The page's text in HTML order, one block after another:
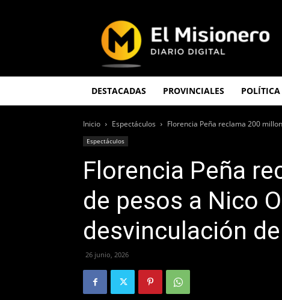
Misionero
DESTACADAS PROVINCIALES POLÍTICA
Inicio Espectáculos Florencia Peña reclama 200
Espectáculos
Florencia Peña
de pesos a Nico
desvinculación
26 junio, 2026